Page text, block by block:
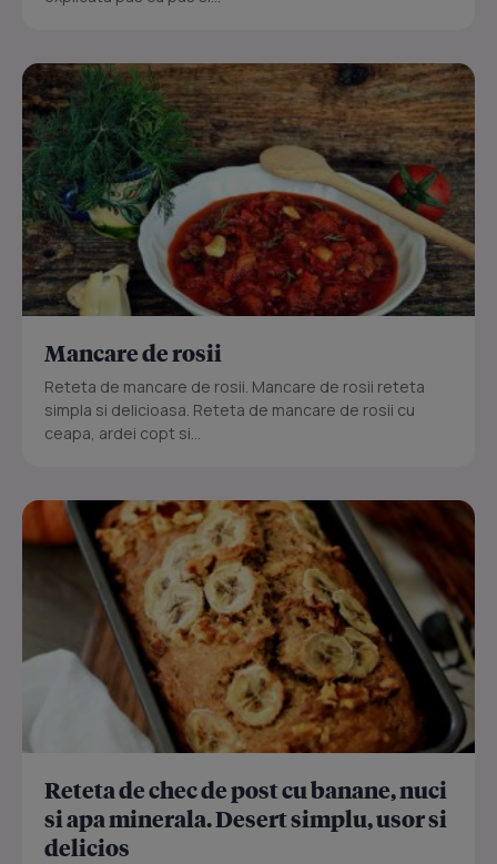
Mancare de rosii
Reteta de mancare de rosii. Mancare de rosii reteta
simpla si delicioasa. Reteta de mancare de rosii cu
ceapa, ardei copt si...
Reteta de chec de post cu banane, nuci
si apa minerala. Desert simplu, usor si
delicios